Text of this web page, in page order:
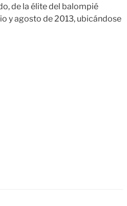
de la élite del balompié
y agosto de 2013, ubicándose